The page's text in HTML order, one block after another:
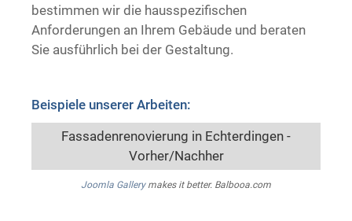
bestimmen wir die hausspezifischen
Anforderungen an Ihrem Gebäude und beraten
Sie ausführlich bei der Gestaltung.
Beispiele unserer Arbeiten:
Fassadenrenovierung in Echterdingen -
Vorher/Nachher
Joomla Gallerymakes it better. Balbooa.com